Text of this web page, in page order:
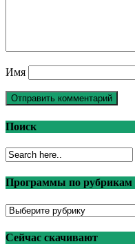
Имя
Поиск
Программы по рубрикам
Программы
рубрикам
Сейчас скачивают